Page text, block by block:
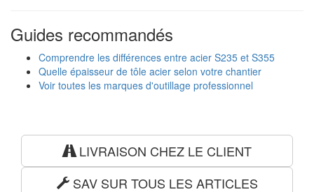
Guides recommandés
Comprendre les différences entre acier S235 et S355
Quelle épaisseur de tôle acier selon votre chantier
Voir toutes les marques d'outillage professionnel
LIVRAISON CHEZ LE CLIENT
SAV SUR TOUS LES ARTICLES